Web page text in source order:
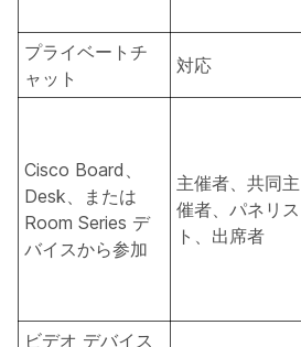
プライベートチ
ャット
対応
Cisco Board、
Desk、または
Room Series デ
バイスから参加
主催者、共同主
催者、パネリス
ト、出席者
ビデオ デバイス